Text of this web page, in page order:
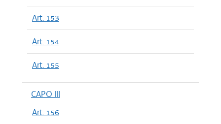
Art. 153
Art. 154
Art. 155
CAPO III
Art. 156